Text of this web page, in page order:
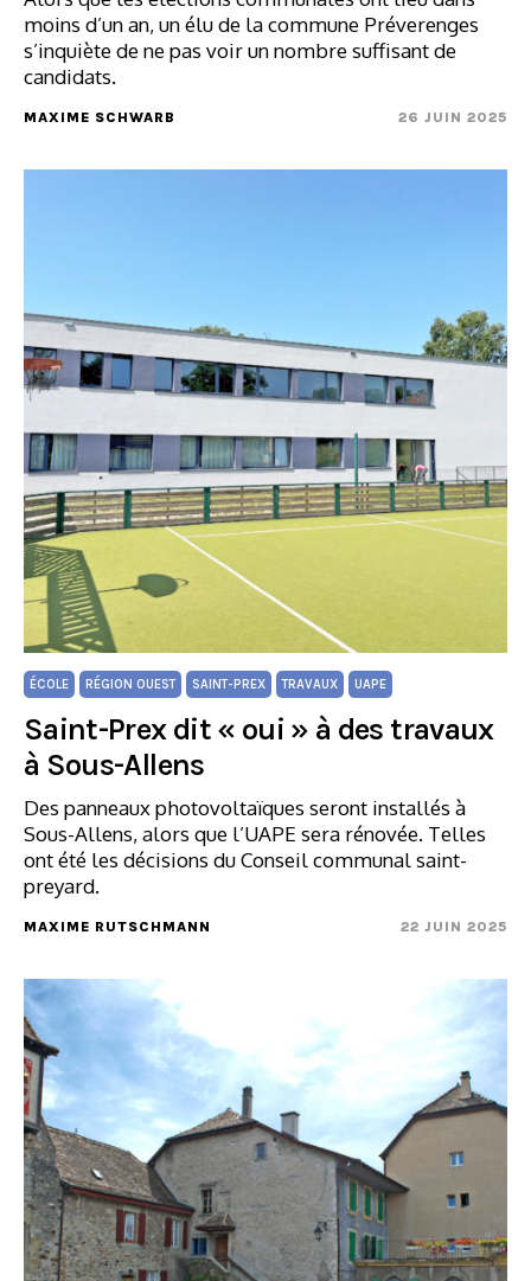
moins d’un an, un élu de la commune Préverenges
s’inquiète de ne pas voir un nombre suffisant de
candidats.
MAXIME SCHWARB 26 JUIN 2025
ÉCOLE RÉGION OUEST SAINT-PREX TRAVAUX UAPE
Saint-Prex dit « oui » à des travaux
à Sous-Allens
Des panneaux photovoltaïques seront installés à
Sous-Allens, alors que l’UAPE sera rénovée. Telles
ont été les décisions du Conseil communal saint-
preyard.
MAXIME RUTSCHMANN 22 JUIN 2025